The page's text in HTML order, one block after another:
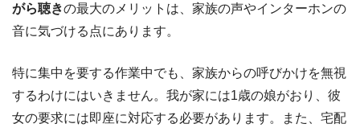
がら聴きの最大のメリットは、家族の声やインターホンの
音に気づける点にあります。
特に集中を要する作業中でも、家族からの呼びかけを無視
するわけにはいきません。我が家には1歳の娘がおり、彼
女の要求には即座に対応する必要があります。また、宅配